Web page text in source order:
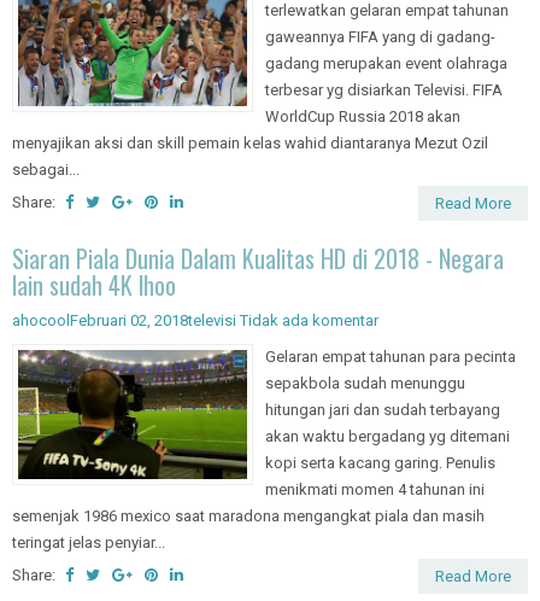
terlewatkan gelaran empat tahunan
gaweannya FIFA yang di gadang-
gadang merupakan event olahraga
terbesar yg disiarkan Televisi. FIFA
WorldCup Russia 2018 akan
menyajikan aksi dan skill pemain kelas wahid diantaranya Mezut Ozil
sebagai...
Share:
Read More
Siaran Piala Dunia Dalam Kualitas HD di 2018 - Negara
lain sudah 4K lhoo
ahocool Februari 02, 2018televisi Tidak ada komentar
Gelaran empat tahunan para pecinta
sepakbola sudah menunggu
hitungan jari dan sudah terbayang
akan waktu bergadang yg ditemani
kopi serta kacang garing. Penulis
menikmati momen 4 tahunan ini
semenjak 1986 mexico saat maradona mengangkat piala dan masih
teringat jelas penyiar...
Share:
Read More